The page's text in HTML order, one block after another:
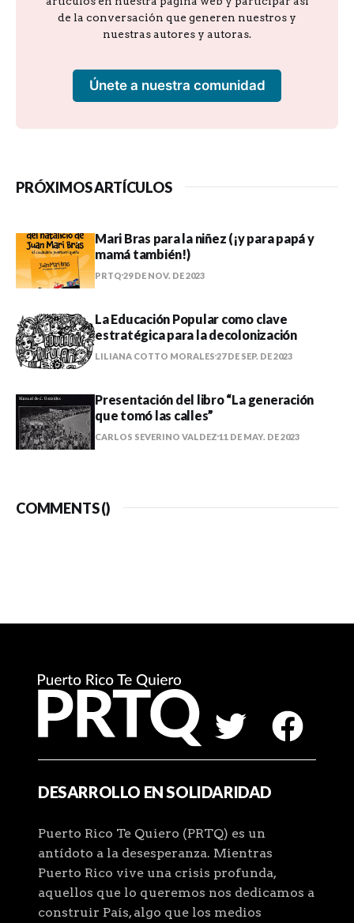
de la conversación que generen nuestros y
nuestras autores y autoras.
Únete a nuestra comunidad
PRÓXIMOS ARTÍCULOS
Mari Bras para la niñez (¡y para papá y
mamá también!)
PRTQ 29 DE NOV. DE 2023
La Educación Popular como clave
estratégica para la decolonización
LILIANA COTTO MORALES 27 DE SEP. DE 2023
Presentación del libro “La generación
que tomó las calles”
CARLOS SEVERINO VALDEZ 11 DE MAY. DE 2023
COMMENTS ()
DESARROLLO EN SOLIDARIDAD
Puerto Rico Te Quiero (PRTQ) es un
antídoto a la desesperanza. Mientras
Puerto Rico vive una crisis profunda,
aquellos que lo queremos nos dedicamos a
construir País, algo que los medios